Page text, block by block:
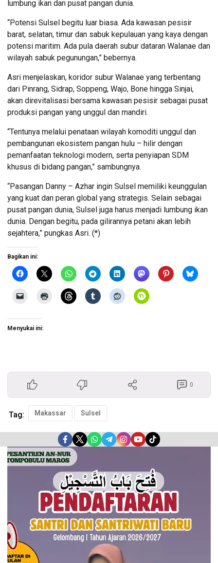
lumbung ikan dan pusat pangan dunia.
“Potensi Sulsel begitu luar biasa. Ada kawasan pesisir
barat, selatan, timur dan sabuk kepulauan yang kaya dengan
potensi maritim. Ada pula daerah subur dataran Walanae dan
wilayah sabuk pegunungan,” bebernya.
Asri menjelaskan, koridor subur Walanae yang terbentang
dari Pinrang, Sidrap, Soppeng, Wajo, Bone hingga Sinjai,
akan direvitalisasi bersama kawasan pesisir sebagai pusat
produksi pangan yang unggul dan mandiri.
“Tentunya melalui penataan wilayah komoditi unggul dan
pembangunan ekosistem pangan hulu – hilir dengan
pemanfaatan teknologi modern, serta penyiapan SDM
khusus di bidang pangan,” sambungnya.
“Pasangan Danny – Azhar ingin Sulsel memiliki keunggulan
yang kuat dan peran global yang strategis. Selain sebagai
pusat pangan dunia, Sulsel juga harus menjadi lumbung ikan
dunia. Dengan begitu, pada gilirannya petani akan lebih
sejahtera,” pungkas Asri. (*)
Bagikan ini:
Menyukai ini:
0
Tag: Makassar Sulsel
Pemutar
Video